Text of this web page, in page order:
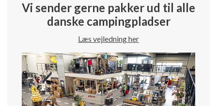
Vi sender gerne pakker ud til alle
danske campingpladser
Læs vejledning her